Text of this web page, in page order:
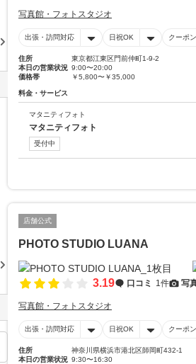
写真館・フォトスタジオ
出張・訪問対応 日祝OK クーポ
住所
東京都江東区門前仲町1-9-2
本日の営業状況 9:00〜20:00
価格帯
￥5,800〜￥35,000
料金・サービス
マタニティフォト
マタニティフォト
受付中
店舗公式
PHOTO STUDIO LUANA
3.19 口コミ 1件 写
写真館・フォトスタジオ
出張・訪問対応 日祝OK クーポ
住所
神奈川県横浜市港北区師岡町432-1
本日の営業状況 9:30〜16:30